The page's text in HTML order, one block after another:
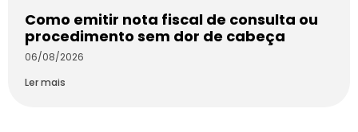
Como emitir nota fiscal de consulta ou
procedimento sem dor de cabeça
06/08/2026
Ler mais